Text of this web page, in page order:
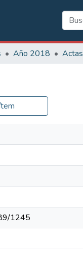
Año 2018 Actas
1245